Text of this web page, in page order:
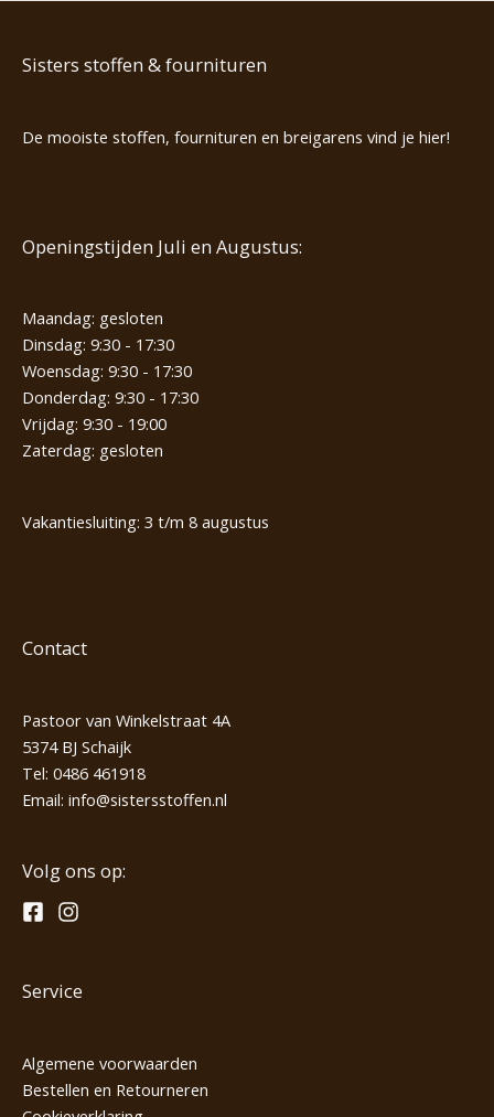
Sisters stoffen & fournituren
De mooiste stoffen, fournituren en breigarens vind je hier!
Openingstijden Juli en Augustus:
Maandag: gesloten
Dinsdag: 9:30 - 17:30
Woensdag: 9:30 - 17:30
Donderdag: 9:30 - 17:30
Vrijdag: 9:30 - 19:00
Zaterdag: gesloten
Vakantiesluiting: 3 t/m 8 augustus
Contact
Pastoor van Winkelstraat 4A
5374 BJ Schaijk
Tel: 0486 461918
Email: info@sistersstoffen.nl
Volg ons op:
Service
Algemene voorwaarden
Bestellen en Retourneren